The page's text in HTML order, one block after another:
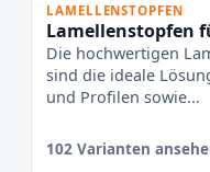
LAMELLENSTOPFEN
Lamellenstopfen
Die hochwertigen
sind die ideale
und Profilen sowie...
102 Varianten